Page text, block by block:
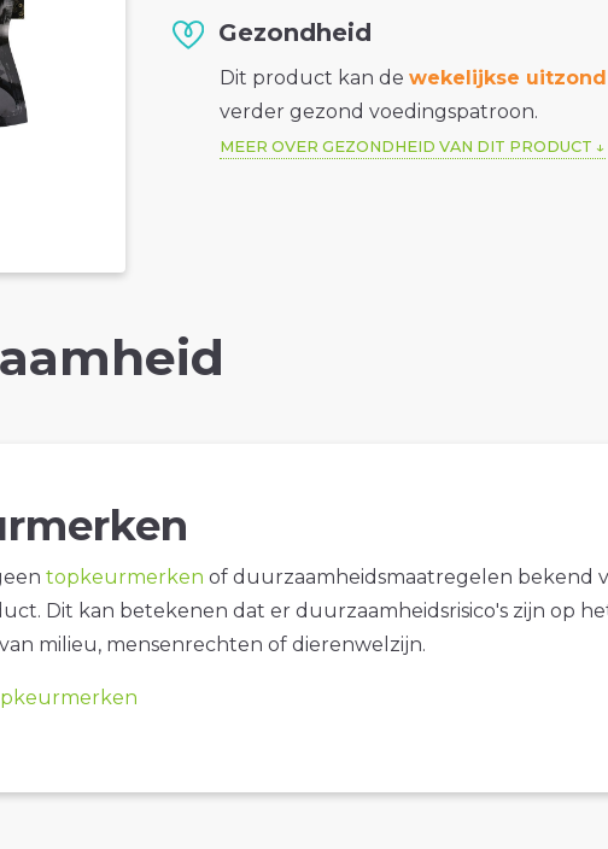
Gezondheid
Dit product kan dewekelijkse
verder gezond voedingspatroon.
MEER OVER GEZONDHEID VAN DIT PRODUCT
topkeurmerken of duurzaamheidsmaatregelen bekend
Dit kan betekenen dat er duurzaamheidsrisico's zijn op
milieu, mensenrechten of dierenwelzijn.